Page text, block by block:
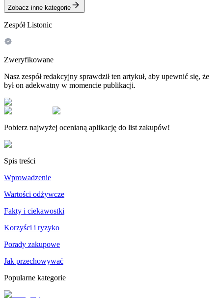
Zobacz inne kategorie
Zespół Listonic
Zweryfikowane
Nasz zespół redakcyjny sprawdził ten artykuł, aby upewnić się, że
był on adekwatny w momencie publikacji.
Pobierz najwyżej ocenianą aplikację do list zakupów!
Spis treści
Wprowadzenie
Wartości odżywcze
Fakty i ciekawostki
Korzyści i ryzyko
Porady zakupowe
Jak przechowywać
Popularne kategorie